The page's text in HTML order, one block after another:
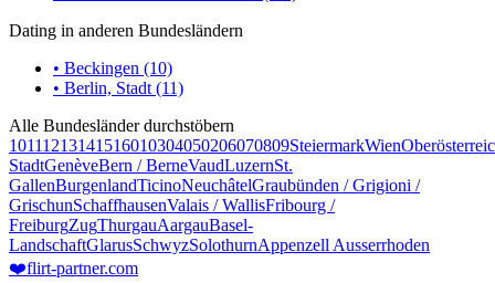
Dating in anderen Bundesländern
• Beckingen (10)
• Berlin, Stadt (11)
Alle Bundesländer durchstöbern
10111213141516010304050206070809SteiermarkWien
StadtGenèveBern / BerneVaudLuzernSt.
GallenBurgenlandTicinoNeuchâtelGraubünden / Grigioni /
GrischunSchaffhausenValais / WallisFribourg /
FreiburgZugThurgauAargauBasel-
LandschaftGlarusSchwyzSolothurnAppenzell Ausserrhoden
❤️flirt-partner.com